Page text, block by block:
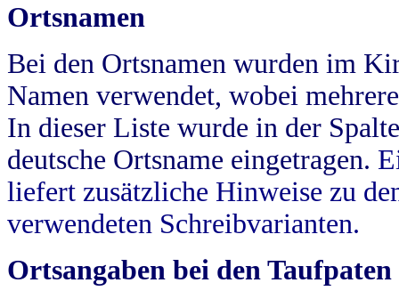
Ortsnamen
Bei den Ortsnamen wurden im
Namen verwendet, wobei
In dieser Liste wurde in der
deutsche Ortsname eingetragen.
liefert zusätzliche Hinweise zu
verwendeten Schreibvarianten.
Ortsangaben bei den Taufpaten